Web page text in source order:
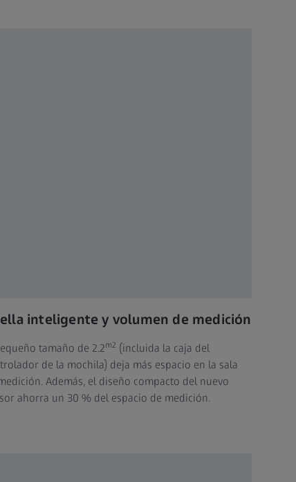
inteligente y volumen de medición
tamaño de 2.2m2 (incluida la caja del
de la mochila) deja más espacio en la sala
Además, el diseño compacto del nuevo
ahorra un 30 % del espacio de medición.